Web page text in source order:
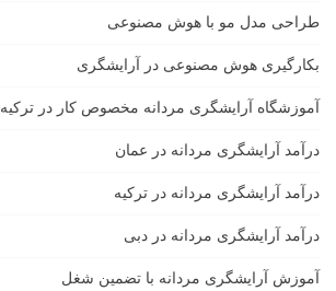
طراحی مدل مو با هوش مصنوعی
بکارگیری هوش مصنوعی در آرایشگری
آموزشگاه آرایشگری مردانه مخصوص کار در ترکیه
درآمد آرایشگری مردانه در عمان
درآمد آرایشگری مردانه در ترکیه
درآمد آرایشگری مردانه در دبی
آموزش آرایشگری مردانه با تضمین شغل